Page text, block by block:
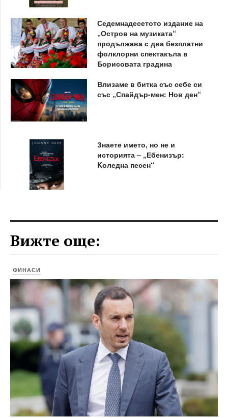
Седемнадесетото издание на
„Остров на музиката“
продължава с два безплатни
фолклорни спектакъла в
Борисовата градина
Влизаме в битка със себе си
със „Спайдър-мен: Нов ден“
Знаете името, но не и
историята – „Ебенизър:
Kоледна песен“
Вижте още:
ФИНАСИ